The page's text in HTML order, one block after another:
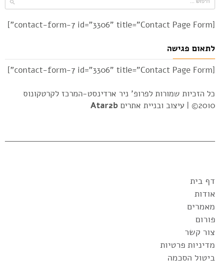
[contact-form-7 id="3306" title="Contact Page Form"]
לתאום פגישה
[contact-form-7 id="3306" title="Contact Page Form"]
כל הזכיות שמורות לפרופ' ניר ארדינסט-המרכז לקרטקונוס
2010© |
עיצוב ובניית אתרים Atar2b
דף בית
אודות
מאמרים
פורום
צור קשר
מדיניות פרטיות
ביטול הסכמה